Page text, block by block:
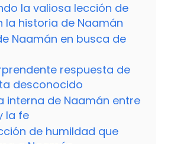
la valiosa lección de
la historia de Naamán
Naamán en busca de
respuesta de
desconocido
interna de Naamán entre
la fe
de humildad que